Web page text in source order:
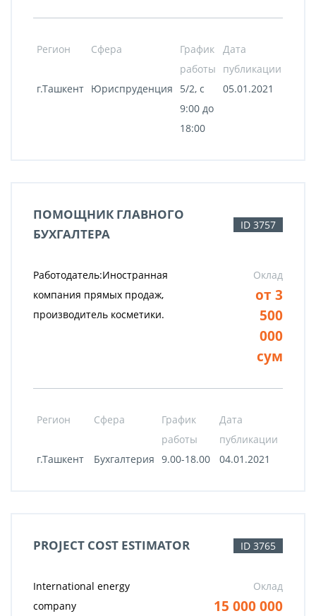
Регион Сфера
График
работы
Дата
публикации
г.Ташкент Юриспруденция
5/2, с
9:00 до
18:00
05.01.2021
ПОМОЩНИК ГЛАВНОГО
БУХГАЛТЕРА
ID 3757
Работодатель:Иностранная
компания прямых продаж,
производитель косметики.
Оклад
от 3
500
000
сум
Регион Сфера
График
работы
Дата
публикации
г.Ташкент
Бухгалтерия 9.00-18.00 04.01.2021
PROJECT COST ESTIMATOR ID 3765
International energy
company
Оклад
15 000 000